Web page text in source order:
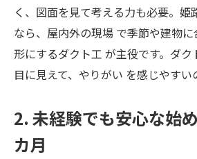
く、図面を見て考える力も必要。姫
なら、屋内外の現場 で季節や建物
形にするダクト工 が主役です。ダ
目に見えて、やりがい を感じやすい
2. 未経験でも安心な始
カ月